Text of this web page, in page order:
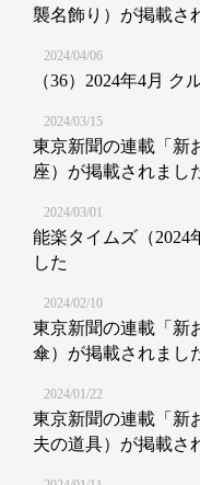
襲名飾り）が掲載さ
2024/04/06
（36）2024年4月 ク
2024/03/15
東京新聞の連載「
座）が掲載されまし
2024/03/01
能楽タイムズ（2024
した
2024/02/10
東京新聞の連載「
傘）が掲載されまし
2024/01/22
東京新聞の連載「
夫の道具）が掲載さ